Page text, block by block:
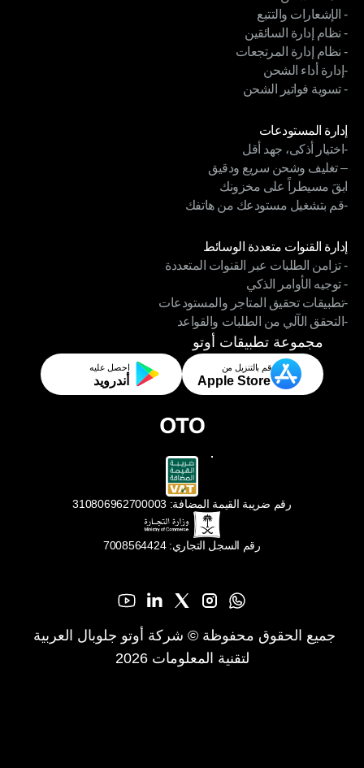
- أتمتة الشحن
- الإشعارات والتتبع
- الإشعارات والتتبع
- نظام إدارة السائقين
- نظام إدارة السائقين
- نظام إدارة المرتجعات
- نظام إدارة المرتجعات
-إدارة أداء الشحن
-إدارة أداء الشحن
- تسوية فواتير الشحن
إدارة المستودعات
إدارة المستودعات
-اختيار أذكى، جهد أقل
-اختيار أذكى، جهد أقل
– تغليف وشحن سريع ودقيق
– تغليف وشحن سريع ودقيق
ابقَ مسيطراً على مخزونك
ابقَ مسيطراً على مخزونك
-قم بتشغيل مستودعك من هاتفك
إدارة القنوات متعددة الوسائط
إدارة القنوات متعددة الوسائط
- تزامن الطلبات عبر القنوات المتعددة
- تزامن الطلبات عبر القنوات المتعددة
- توجيه الأوامر الذكي
- توجيه الأوامر الذكي
-تطبيقات تحقيق المتاجر والمستودعات
-تطبيقات تحقيق المتاجر والمستودعات
-التحقق الآلي من الطلبات والقواعد
-التحقق الآلي من الطلبات والقواعد
مجموعة تطبيقات أوتو
قم بالتنزيل من
Apple Store
احصل عليه
أندرويد
رقم ضريبة القيمة المضافة: 310806962700003
رقم السجل التجاري: 7008564424
لتقنية المعلومات 2026